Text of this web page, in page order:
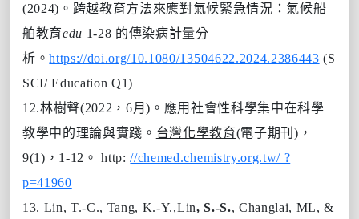
(2024)。跨越教育方法來應對氣候緊急情況：氣候船
舶教育edu 1-28 的傳染病計量分
析。https://doi.org/10.1080/13504622.2024.2386443 (S
SCI/ Education Q1)
12.林樹聲(2022，6月)。應用社會性科學集中在科學
教學中的理論與實踐。 台灣化學教育(電子期刊)，
9(1)，1-12。 http://chemed.chemistry.org.tw/ ?
p=41960
13. Lin, T.-C., Tang, K.-Y.,Lin, S.-S., Changlai, ML, &